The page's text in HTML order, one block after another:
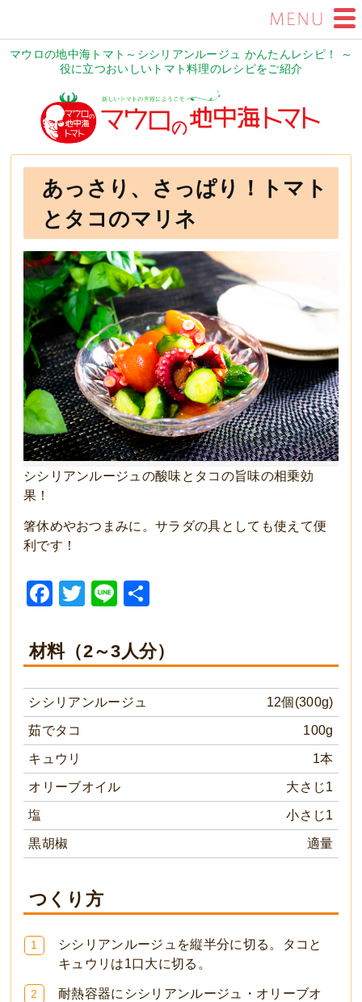
マウロの地中海トマト～シシリアンルージュ かんたんレシピ！ ～
役に立つおいしいトマト料理のレシピをご紹介
あっさり、さっぱり！トマト
とタコのマリネ
シシリアンルージュの酸味とタコの旨味の相乗効
果！
箸休めやおつまみに。サラダの具としても使えて便
利です！
Facebook
Twitter
Line
材料（2～3人分）
シシリアンルージュ 12個(300g)
茹でタコ 100g
キュウリ 1本
オリーブオイル 大さじ1
塩 小さじ1
黒胡椒 適量
つくり方
1
シシリアンルージュを縦半分に切る。タコと
キュウリは1口大に切る。
2
耐熱容器にシシリアンルージュ・オリーブオ